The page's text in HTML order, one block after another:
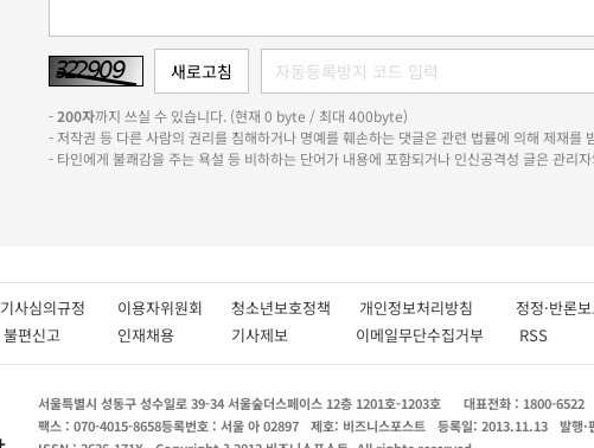
-200자까지 쓰실 수 있습니다. (현재 0 byte / 최대 400byte)
- 저작권 등 다른 사람의 권리를 침해하거나 명예를 훼손하는 댓글은 관련 법률에 의해 제재를
- 타인에게 불쾌감을 주는 욕설 등 비하하는 단어가 내용에 포함되거나 인신공격성 글은 관리
기사심의규정 이용자위원회 청소년보호정책 개인정보처리방침 정정·반론
불편신고 인재채용 기사제보 이메일무단수집거부 RSS
서울특별시 성동구 성수일로 39-34 서울숲더스페이스 12층 1201호-1203호 대표전화 : 1800-6522
팩스 : 070-4015-8658등록번호 : 서울 아 02897 제호: 비즈니스포스트 등록일: 2013.11.13 발행·